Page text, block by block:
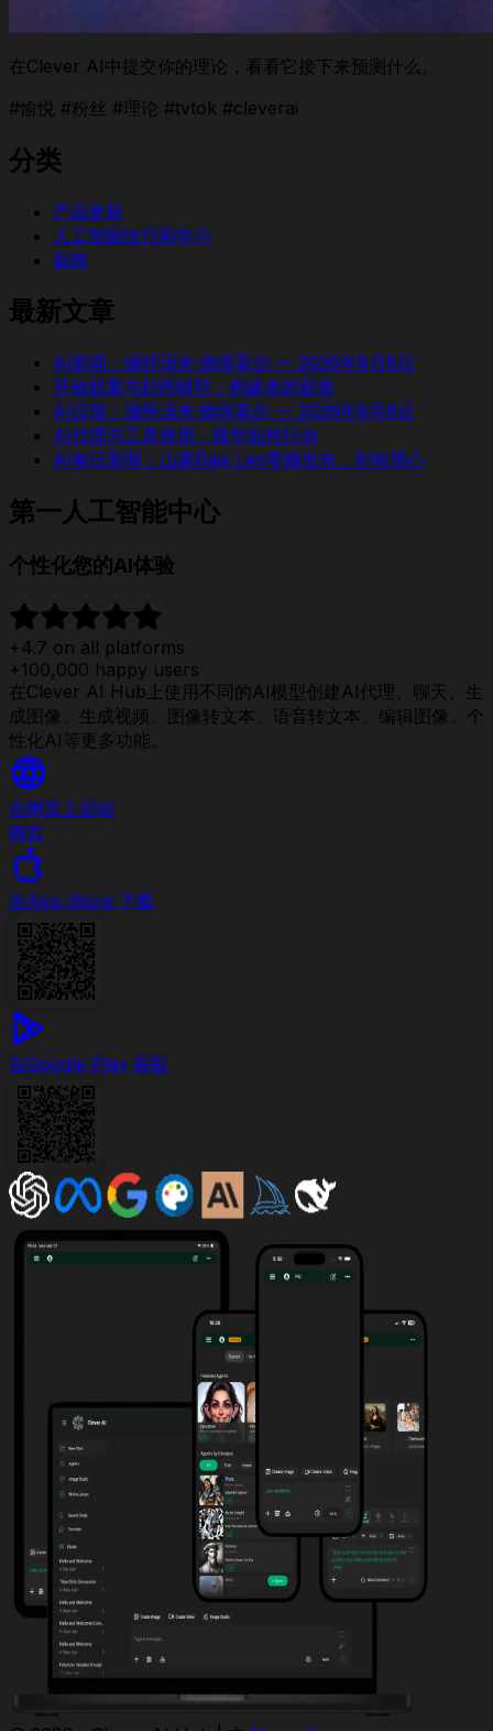
在Clever AI中提交你的理论，看看它接下来预测什么。
#愉悦 #粉丝 #理论 #tvtok #cleverai
分类
产品更新
人工智能技巧和学习
新闻
最新文章
AI新闻：缅怀汤米·德塔莫尔 — 2026年8月8日
开放权重与封闭模型：构建者的权衡
AI日报：缅怀汤米·德塔莫尔 — 2026年8月8日
AI代理与工具使用：模型如何行动
AI每日新闻：山露Baja Leo零糖发布，别有用心
第一人工智能中心
个性化您的AI体验
+4.7 on all platforms
+100,000 happy users
在Clever AI Hub上使用不同的AI模型创建AI代理、聊天、生
成图像、生成视频、图像转文本、语音转文本、编辑图像、个
性化AI等更多功能。
在网页上启动
网页
在App Store 下载
在Google Play 获取